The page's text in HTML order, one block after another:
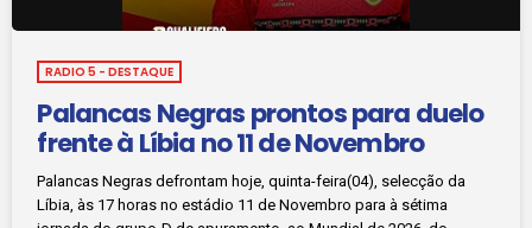
RADIO 5 - DESTAQUE
Palancas Negras prontos para duelo
frente à Líbia no 11 de Novembro
Palancas Negras defrontam hoje, quinta-feira(04), selecção da
Líbia, às 17 horas no estádio 11 de Novembro para à sétima